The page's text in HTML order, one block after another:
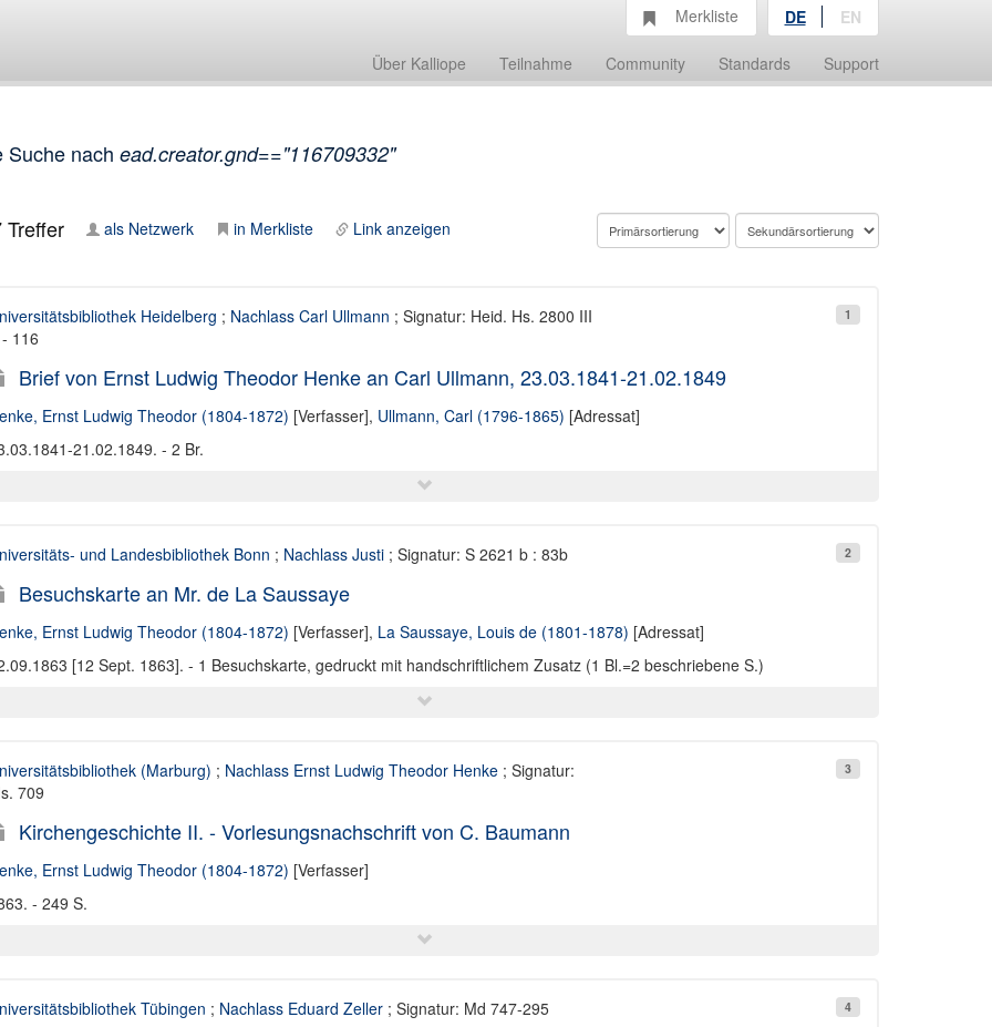
Über Kalliope Teilnahme Community Standards Support
Merkliste DE EN
Suche nach ead.creator.gnd=="116709332"
Treffer als Netzwerk in Merkliste Link anzeigen
1
Heidelberg ; Nachlass Carl Ullmann ; Signatur: Heid. Hs. 2800 III
116
Brief von Ernst Ludwig Theodor Henke an Carl Ullmann, 23.03.1841-21.02.1849
Ernst Ludwig Theodor (1804-1872) [Verfasser], Ullmann, Carl (1796-1865) [Adressat]
21.02.1849. - 2 Br.
2
und Landesbibliothek Bonn ; Nachlass Justi; Signatur: S 2621 b : 83b
Besuchskarte an Mr. de La Saussaye
Ernst Ludwig Theodor (1804-1872) [Verfasser], La Saussaye, Louis de (1801-1878) [Adressat]
[12 Sept. 1863]. - 1 Besuchskarte, gedruckt mit handschriftlichem Zusatz (1 Bl.=2 beschriebene S.)
3
(Marburg) ; Nachlass Ernst Ludwig Theodor Henke; Signatur:
709
Kirchengeschichte II. - Vorlesungsnachschrift von C. Baumann
Ernst Ludwig Theodor (1804-1872) [Verfasser]
- 249 S.
4
Tübingen ; Nachlass Eduard Zeller; Signatur: Md 747-295